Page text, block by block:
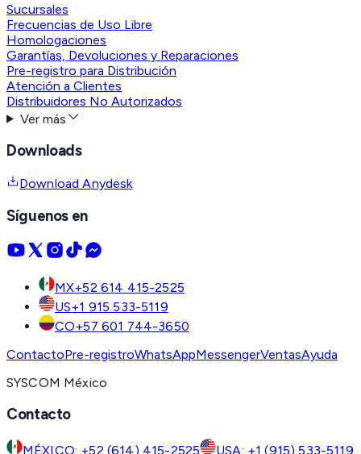
Sucursales
Frecuencias de Uso Libre
Homologaciones
Garantías, Devoluciones y Reparaciones
Pre-registro para Distribución
Atención a Clientes
Distribuidores No Autorizados
Ver más
Downloads
Download Anydesk
Síguenos en
MX+52 614 415-2525
US+1 915 533-5119
CO+57 601 744-3650
ContactoPre-registroWhatsAppMessengerVentasAyuda
SYSCOM México
Contacto
MÉXICO: +52 (614) 415-2525 USA: +1 (915) 533-5119